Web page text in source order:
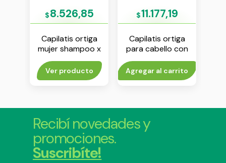
$8.526,85
Capilatis ortiga
mujer shampoo x
350 ml
Ver producto
$11.177,19
Capilatis ortiga
para cabello con
caspa shampoo x
410 ml
Agregar al carrito
Recibí novedades y
promociones.
Suscribíte!